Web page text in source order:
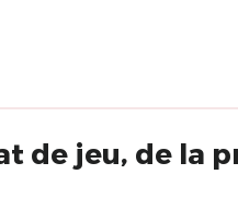
de jeu, de la